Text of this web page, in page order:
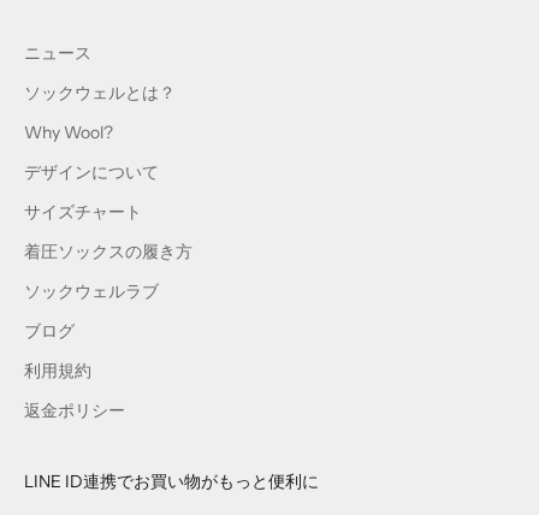
ニュース
ソックウェルとは？
Why Wool?
デザインについて
サイズチャート
着圧ソックスの履き方
ソックウェルラブ
ブログ
利用規約
返金ポリシー
LINE ID連携でお買い物がもっと便利に